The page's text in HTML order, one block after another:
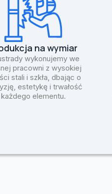
na wymiar
wykonujemy we
pracowni z wysokiej
stali i szkła, dbając o
estetykę i trwałość
każdego elementu.